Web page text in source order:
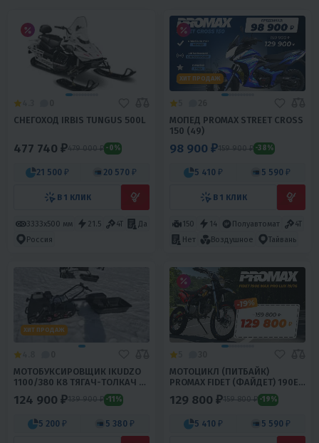
СНЕГОХОД IRBIS TUNGUS 500L
477 740 ₽479 000 ₽ -0%
21 500 ₽ 20 570 ₽
В 1 КЛИК
3333х500 мм 21.5 4T
Да
Россия
ХИТ ПРОДАЖ
МОПЕД PROMAX STREET CROSS
150 (49)
98 900 ₽159 900 ₽ -38%
5 410 ₽ 5 590 ₽
В 1 КЛИК
150 14 Полуавтомат
4T
Нет
Воздушное Тайвань
ХИТ ПРОДАЖ
МОТОБУКСИРОВЩИК IKUDZO
1100/380 К8 ТЯГАЧ-ТОЛКАЧ C
124 900 ₽139 900 ₽ -11%
5 200 ₽ 5 380 ₽
МОТОЦИКЛ (ПИТБАЙК)
PROMAX FIDET (ФАЙДЕТ) 190E
MAX PRO LUX 19/16
129 800 ₽159 800 ₽ -19%
5 410 ₽ 5 590 ₽